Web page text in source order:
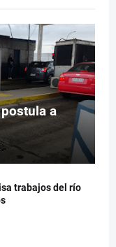
a
trabajos del río